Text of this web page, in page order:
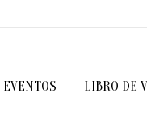
EVENTOS LIBRO DE